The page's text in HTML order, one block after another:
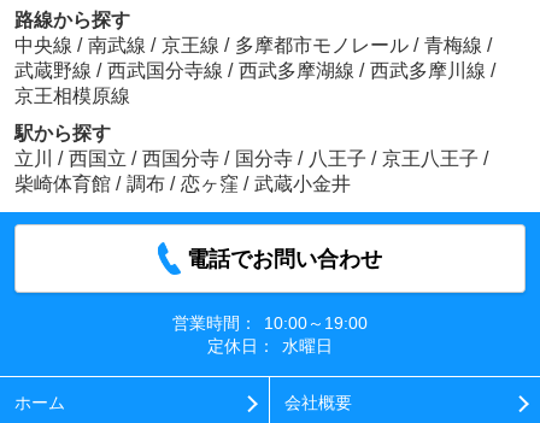
路線から探す
中央線 / 南武線 / 京王線 / 多摩都市モノレール / 青梅線 /
武蔵野線 / 西武国分寺線 / 西武多摩湖線 / 西武多摩川線 /
京王相模原線
駅から探す
立川
/ 西国立 / 西国分寺 / 国分寺 / 八王子 / 京王八王子 /
柴崎体育館 / 調布 / 恋ヶ窪 / 武蔵小金井
電話でお問い合わせ
営業時間：
10:00～19:00
定休日：
水曜日
ホーム 会社概要